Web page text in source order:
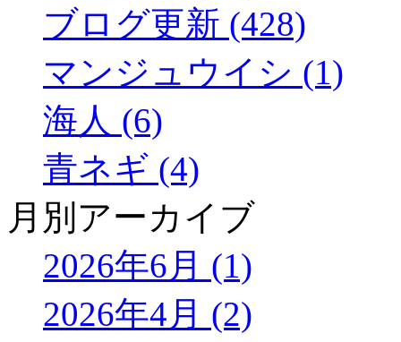
ブログ更新 (428)
マンジュウイシ (1)
海人 (6)
青ネギ (4)
月別アーカイブ
2026年6月 (1)
2026年4月 (2)